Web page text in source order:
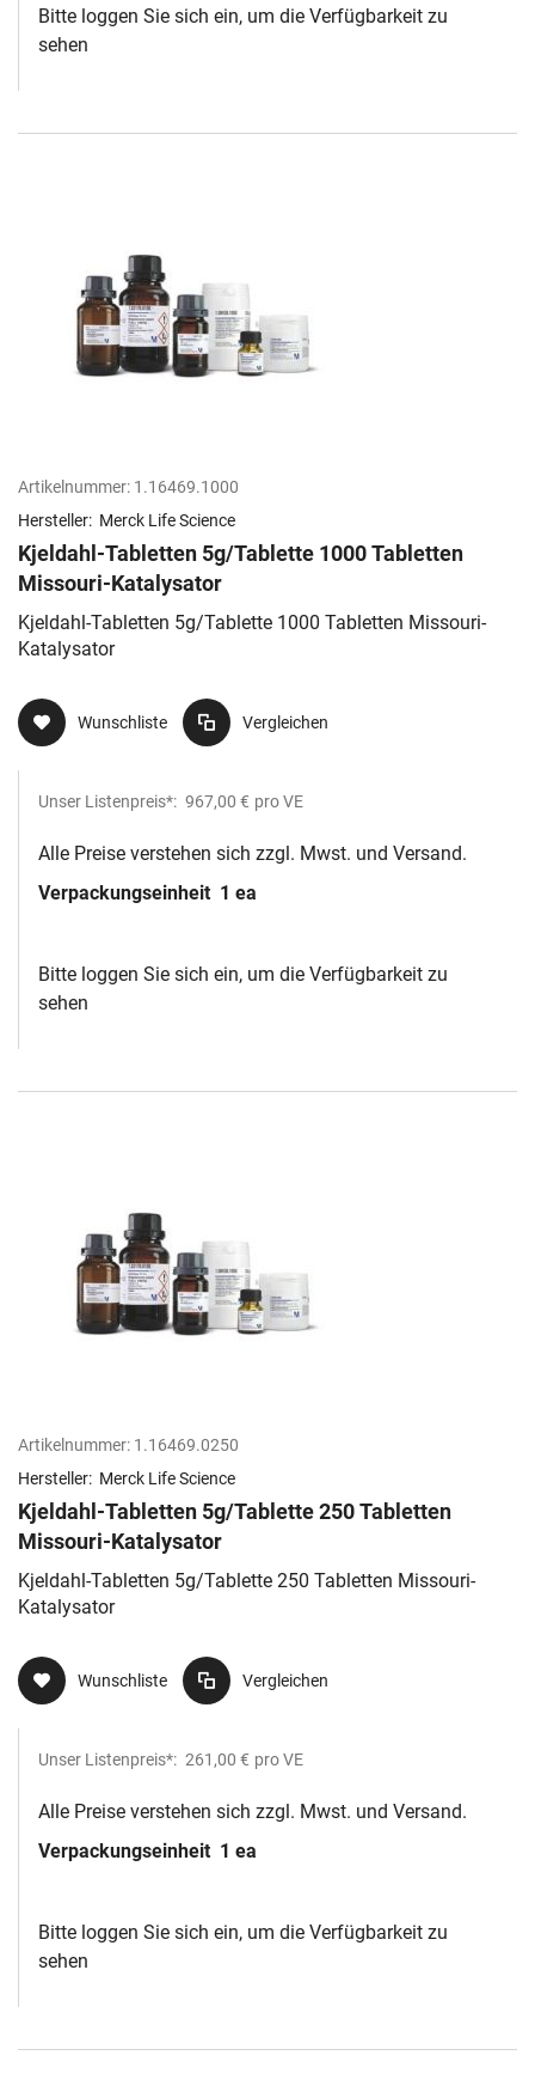
Bitte loggen Sie sich ein, um die Verfügbarkeit zu
sehen
Artikelnummer: 1.16469.1000
Hersteller: Merck Life Science
Kjeldahl-Tabletten 5g/Tablette 1000 Tabletten
Missouri-Katalysator
Kjeldahl-Tabletten 5g/Tablette 1000 Tabletten Missouri-
Katalysator
Wunschliste Vergleichen
Unser Listenpreis*: 967,00 € pro VE
Alle Preise verstehen sich zzgl. Mwst. und Versand.
Verpackungseinheit 1 ea
Bitte loggen Sie sich ein, um die Verfügbarkeit zu
sehen
Artikelnummer: 1.16469.0250
Hersteller: Merck Life Science
Kjeldahl-Tabletten 5g/Tablette 250 Tabletten
Missouri-Katalysator
Kjeldahl-Tabletten 5g/Tablette 250 Tabletten Missouri-
Katalysator
Wunschliste Vergleichen
Unser Listenpreis*: 261,00 € pro VE
Alle Preise verstehen sich zzgl. Mwst. und Versand.
Verpackungseinheit 1 ea
Bitte loggen Sie sich ein, um die Verfügbarkeit zu
sehen